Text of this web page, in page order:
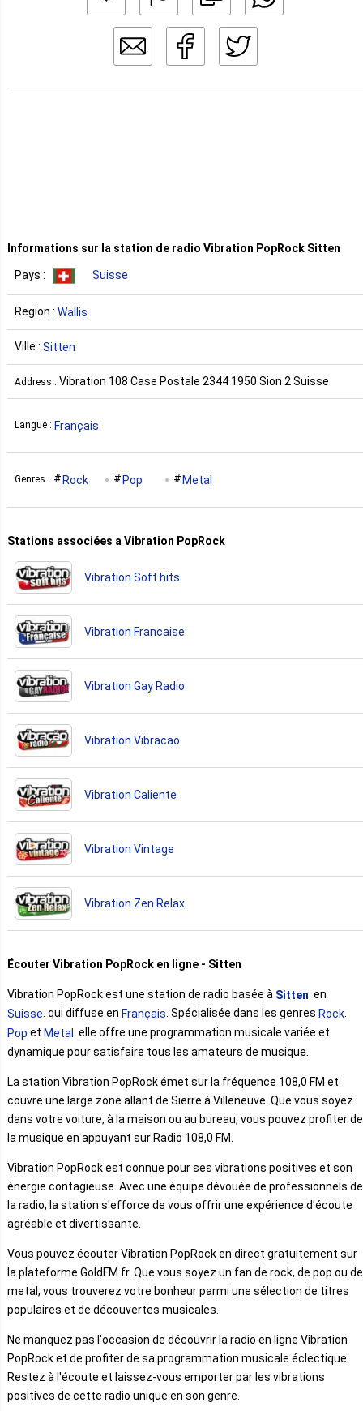
Informations sur la station de radio Vibration PopRock Sitten
Pays : Suisse
Region : Wallis
Ville : Sitten
Address : Vibration 108 Case Postale 2344 1950 Sion 2 Suisse
Langue : Français
Genres : Rock Pop Metal
Stations associées a Vibration PopRock
Vibration Soft hits
Vibration Francaise
Vibration Gay Radio
Vibration Vibracao
Vibration Caliente
Vibration Vintage
Vibration Zen Relax
Écouter Vibration PopRock en ligne - Sitten
Vibration PopRock est une station de radio basée à Sitten . en
Suisse. qui diffuse en Français. Spécialisée dans les genres Rock.
Pop et Metal
. elle offre une programmation musicale variée et
dynamique pour satisfaire tous les amateurs de musique.
La station Vibration PopRock émet sur la fréquence 108,0 FM et
couvre une large zone allant de Sierre à Villeneuve. Que vous soyez
dans votre voiture, à la maison ou au bureau, vous pouvez profiter de
la musique en appuyant sur Radio 108,0 FM.
Vibration PopRock est connue pour ses vibrations positives et son
énergie contagieuse. Avec une équipe dévouée de professionnels de
la radio, la station s'efforce de vous offrir une expérience d'écoute
agréable et divertissante.
Vous pouvez écouter Vibration PopRock en direct gratuitement sur
la plateforme GoldFM.fr. Que vous soyez un fan de rock, de pop ou de
metal, vous trouverez votre bonheur parmi une sélection de titres
populaires et de découvertes musicales.
Ne manquez pas l'occasion de découvrir la radio en ligne Vibration
PopRock et de profiter de sa programmation musicale éclectique.
Restez à l'écoute et laissez-vous emporter par les vibrations
positives de cette radio unique en son genre.